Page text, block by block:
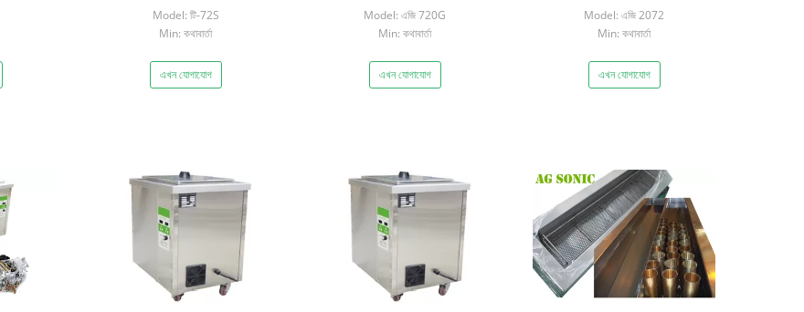
Model: টি-72S
Min: কথাবার্তা
এখন যোগাযোগ
Model: এজি 720G
Min: কথাবার্তা
এখন যোগাযোগ
Model: এজি 2072
Min: কথাবার্তা
এখন যোগাযোগ